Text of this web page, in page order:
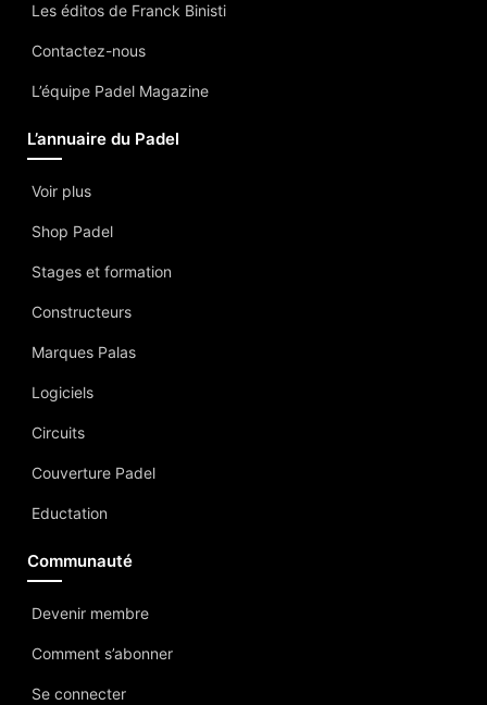
Les éditos de Franck Binisti
Contactez-nous
L’équipe Padel Magazine
L’annuaire du Padel
Voir plus
Shop Padel
Stages et formation
Constructeurs
Marques Palas
Logiciels
Circuits
Couverture Padel
Eductation
Communauté
Devenir membre
Comment s’abonner
Se connecter